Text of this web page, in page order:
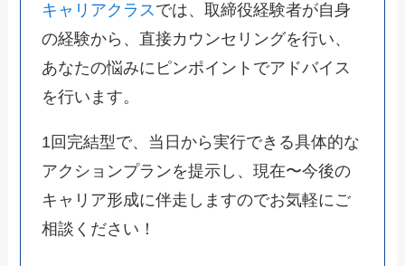
キャリアクラスでは、取締役経験者が自身
の経験から、直接カウンセリングを行い、
あなたの悩みにピンポイントでアドバイス
を行います。
1回完結型で、当日から実行できる具体的な
アクションプランを提示し、現在〜今後の
キャリア形成に伴走しますのでお気軽にご
相談ください！